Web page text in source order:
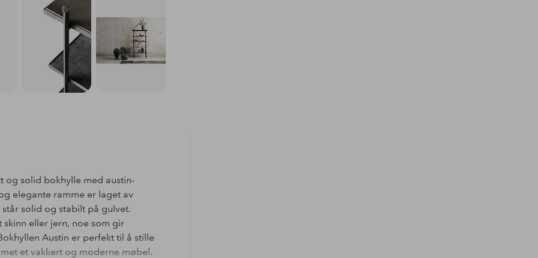
og solid bokhylle med austin-
elegante ramme er laget av
solid og stabilt på gulvet.
eller jern, noe som gir
Austin er perfekt til å stille
et vakkert og moderne møbel.